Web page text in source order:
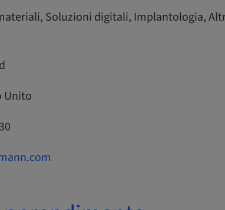
Soluzioni digitali, Implantologia,
Unito